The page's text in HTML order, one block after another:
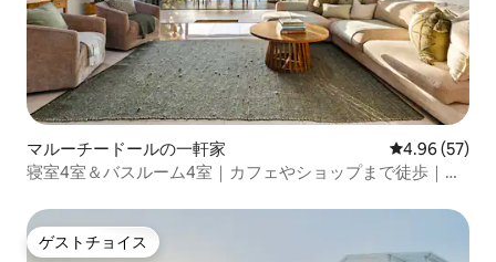
マルーチードールの一軒家 レビュー57
4.96 (57)
寝室4室＆バスルーム4室｜カフェやショップまで徒歩｜ウ
ゲストチョイス
ゲストチョイス